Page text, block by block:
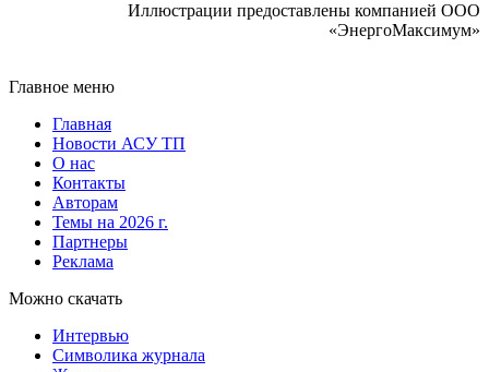
Иллюстрации предоставлены компанией ООО
«ЭнергоМаксимум»
Главное меню
Главная
Новости АСУ ТП
О нас
Контакты
Авторам
Темы на 2026 г.
Партнеры
Реклама
Можно скачать
Интервью
Символика журнала